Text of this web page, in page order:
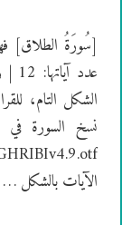
الشكل التام،
نسخ السورة في
الآيات بالشكل